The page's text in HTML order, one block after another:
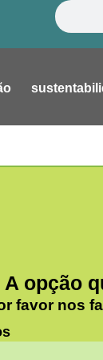
Pesquisar
A opção
favor nos